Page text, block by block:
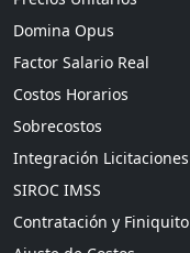
Domina Opus
Factor Salario Real
Costos Horarios
Sobrecostos
Integración Licitaciones
SIROC IMSS
Contratación y Finiquito